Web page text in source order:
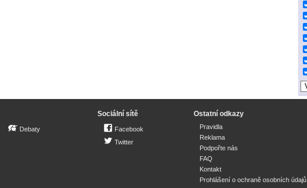
Debaty
Sociální sítě
Facebook
Twitter
Ostatní odkazy
Pravidla
Reklama
Podpořte nás
FAQ
Kontakt
Prohlášení o ochraně osobních údajů